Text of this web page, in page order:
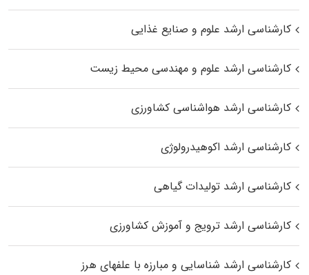
کارشناسی ارشد علوم و صنایع غذایی
کارشناسی ارشد علوم و مهندسی محیط زیست
کارشناسی ارشد هواشناسی کشاورزی
کارشناسی ارشد اکوهیدرولوژی
کارشناسی ارشد تولیدات گیاهی
کارشناسی ارشد ترویج و آموزش کشاورزی
کارشناسی ارشد شناسایی و مبارزه با علفهای هرز